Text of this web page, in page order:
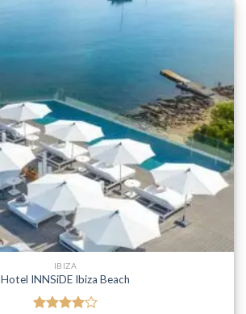
IBIZA
Hotel INNSiDE Ibiza Beach